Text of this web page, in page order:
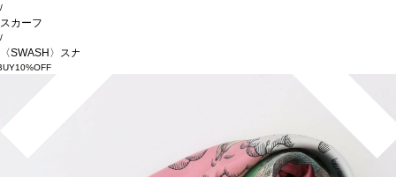
/
スカーフ
/
〈SWASH〉スカーフ